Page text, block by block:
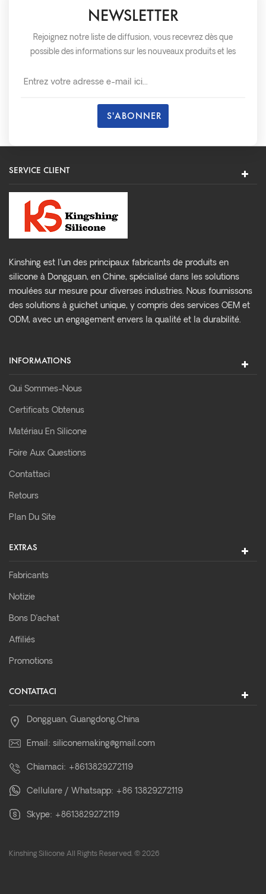
NEWSLETTER
Rejoignez notre liste de diffusion, vous recevrez dès que
possible des informations sur les nouveaux produits et les
SERVICE CLIENT
Kinshing est l’un des principaux fabricants de produits en
silicone à Dongguan, en Chine, spécialisé dans les solutions
moulées sur mesure pour diverses industries. Nous fournissons
des solutions à guichet unique, y compris des services OEM et
ODM, avec un engagement envers la qualité et la durabilité.
INFORMATIONS
Qui Sommes-Nous
Certificats Obtenus
Matériau En Silicone
Foire Aux Questions
Contattaci
Retours
Plan Du Site
EXTRAS
Fabricants
Notizie
Bons D’achat
Affiliés
Promotions
CONTATTACI
Dongguan, Guangdong,China
Email: siliconemaking@gmail.com
Chiamaci: +8613829272119
Cellulare / Whatsapp: +86 13829272119
Skype: +8613829272119
Kinshing Silicone All Rights Reserved. © 2026